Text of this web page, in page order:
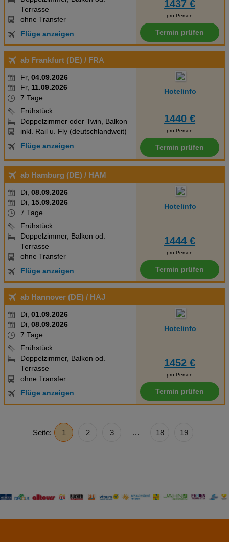
Terrasse
ohne Transfer
Flüge anzeigen
1437 €
pro Person
Termin prüfen
ab Frankfurt (DE) / FRA
Fr, 04.09.2026
Fr, 11.09.2026
7 Tage
Frühstück
Doppelzimmer oder Twin, Balkon
inkl. Rail u. Fly (deutschlandweit)
Flüge anzeigen
Hotelinfo
1440 €
pro Person
Termin prüfen
ab Hamburg (DE) / HAM
Di, 08.09.2026
Di, 15.09.2026
7 Tage
Frühstück
Doppelzimmer, Balkon od.
Terrasse
ohne Transfer
Flüge anzeigen
Hotelinfo
1444 €
pro Person
Termin prüfen
ab Hannover (DE) / HAJ
Di, 01.09.2026
Di, 08.09.2026
7 Tage
Frühstück
Doppelzimmer, Balkon od.
Terrasse
ohne Transfer
Flüge anzeigen
Hotelinfo
1452 €
pro Person
Termin prüfen
Seite: 1 2 3 ... 18 19